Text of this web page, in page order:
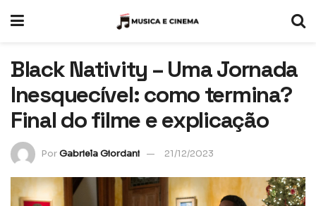
Black Nativity – Uma Jornada
Inesquecível: como termina?
Final do filme e explicação
PorGabriela Giordani 21/12/2023